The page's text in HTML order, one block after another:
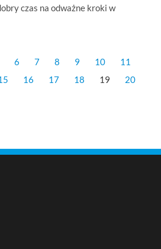
czas na odważne kroki w
6 7 8 9 10
11
16 17 18 19 20